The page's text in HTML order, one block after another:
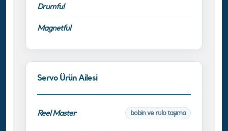
Drumful
Magnetful
Servo Ürün Ailesi
Reel Master bobin ve rulo taşıma